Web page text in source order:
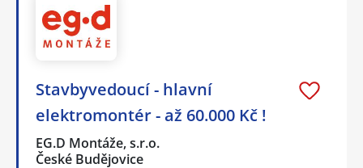
Stavbyvedoucí - hlavní
elektromontér - až 60.000 Kč !
EG.D Montáže, s.r.o.
České Budějovice